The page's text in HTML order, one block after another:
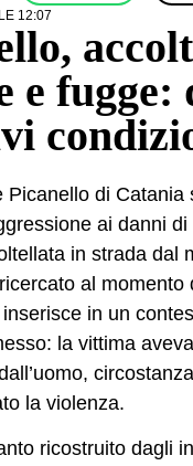
12:07
e fugge:
Picanello di Catania
ai danni
in strada dal
al momento
inserisce in un
la vittima
la violenza.
ricostruito dagli